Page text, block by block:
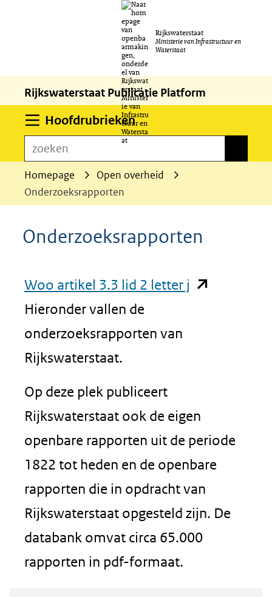
naar
de
inhoud
Rijkswaterstaat
Ministerie van Infrastructuur en
Waterstaat
Rijkswaterstaat Publicatie Platform
HoofdrubriekenUitklappen
zoeken
Homepage
Open overheid
Onderzoeksrapporten
Onderzoeksrapporten
Woo artikel 3.3 lid 2 letter j (opent
Hieronder vallen de
onderzoeksrapporten van
Rijkswaterstaat.
Op deze plek publiceert
Rijkswaterstaat ook de eigen
openbare rapporten uit de periode
1822 tot heden en de openbare
rapporten die in opdracht van
Rijkswaterstaat opgesteld zijn. De
databank omvat circa 65.000
rapporten in pdf-formaat.